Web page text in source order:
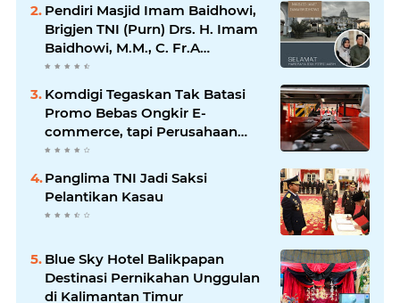
Pendiri Masjid Imam Baidhowi,
Brigjen TNI (Purn) Drs. H. Imam
Baidhowi, M.M., C. Fr.A
Mengucapkan Selamat Idul Fitri
1445 H
Komdigi Tegaskan Tak Batasi
Promo Bebas Ongkir E-
commerce, tapi Perusahaan
Kurir
Panglima TNI Jadi Saksi
Pelantikan Kasau
Blue Sky Hotel Balikpapan
Destinasi Pernikahan Unggulan
di Kalimantan Timur